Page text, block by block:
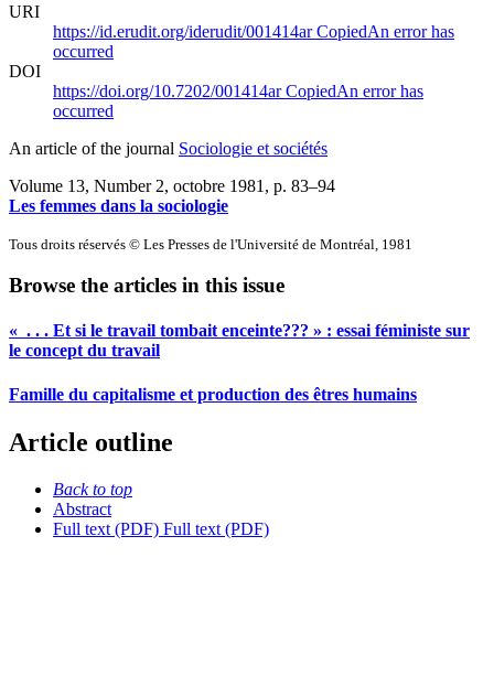
URI
https://id.erudit.org/iderudit/001414arCopiedAn error has
occurred
DOI
https://doi.org/10.7202/001414arCopiedAn error has
occurred
An article of the journal Sociologie et sociétés
Volume 13, Number 2, octobre 1981 , p. 83–94
Les femmes dans la sociologie
Tous droits réservés © Les Presses de l'Université de Montréal, 1981
Browse the articles in this issue
« . . . Et si le travail tombait enceinte??? » : essai féministe sur
le concept du travail
Famille du capitalisme et production des êtres humains
Article outline
Back to top
Abstract
Full text (PDF) Full text (PDF)